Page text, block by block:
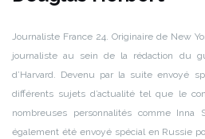
Journaliste France 24. Originaire de New
journaliste au sein de la rédaction du
d’Harvard. Devenu par la suite envoyé
différents sujets d’actualité tel que le
nombreuses personnalités comme Inna
également été envoyé spécial en Russie